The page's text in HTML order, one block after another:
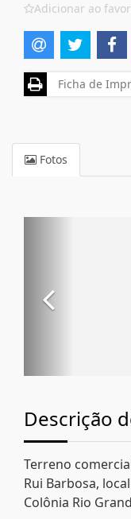
Adicionar ao
Ficha de
Fotos
Descrição
Terreno
Rui Barbosa,
Colônia Rio